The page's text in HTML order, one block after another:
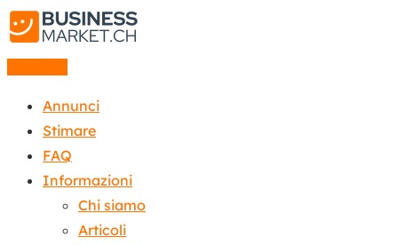
Annunci
Stimare
FAQ
Informazioni
Chi siamo
Articoli